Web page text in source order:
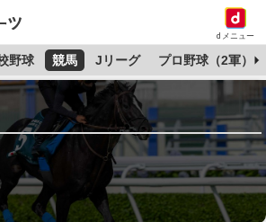
dメニュー
野球 競馬 Jリーグ プロ野球（2軍）